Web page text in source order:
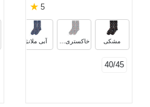
5
★
مشکی خاکستری ملانژ آبی ملانژ
40/45